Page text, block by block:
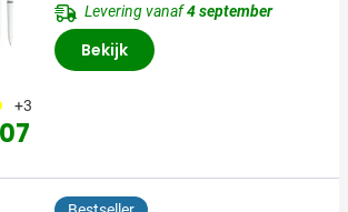
+3
prijs
Levering vanaf4 september
Bekijk